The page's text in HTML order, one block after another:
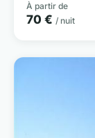
À partir de
70 € / nuit